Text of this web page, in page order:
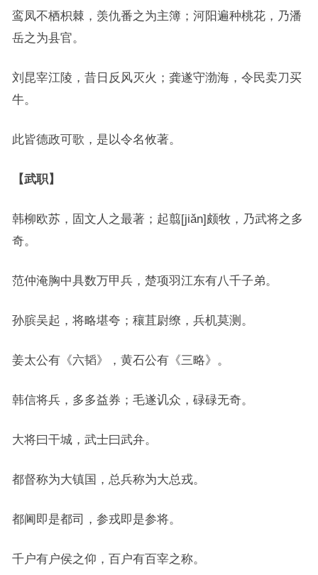
鸾凤不栖枳棘，羡仇番之为主簿；河阳遍种桃花，乃潘
岳之为县官。
刘昆宰江陵，昔日反风灭火；龚遂守渤海，令民卖刀买
牛。
此皆德政可歌，是以令名攸著。
【武职】
韩柳欧苏，固文人之最著；起翦[jiǎn]颇牧，乃武将之多
奇。
范仲淹胸中具数万甲兵，楚项羽江东有八千子弟。
孙膑吴起，将略堪夸；穰苴尉缭，兵机莫测。
姜太公有《六韬》，黄石公有《三略》。
韩信将兵，多多益券；毛遂讥众，碌碌无奇。
大将曰干城，武士曰武弁。
都督称为大镇国，总兵称为大总戎。
都阃即是都司，参戎即是参将。
千户有户侯之仰，百户有百宰之称。